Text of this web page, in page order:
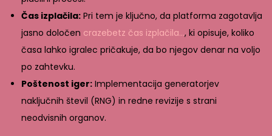
Čas izplačila: Pri tem je ključno, da platforma zagotavlja
jasno določen crazebetz čas izplačila…, ki opisuje, koliko
časa lahko igralec pričakuje, da bo njegov denar na voljo
po zahtevku.
Poštenost iger: Implementacija generatorjev
naključnih števil (RNG) in redne revizije s strani
neodvisnih organov.